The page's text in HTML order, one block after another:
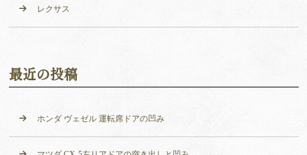
レクサス
最近の投稿
ホンダ ヴェゼル 運転席ドアの凹み